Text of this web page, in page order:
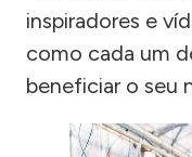
inspiradores e
como cada um
beneficiar o seu